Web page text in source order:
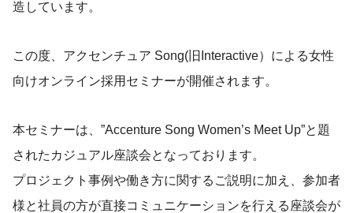
造しています。
この度、アクセンチュア Song(旧Interactive）による女性
向けオンライン採用セミナーが開催されます。
本セミナーは、”Accenture Song Women’s Meet Up”と題
されたカジュアル座談会となっております。
プロジェクト事例や働き方に関するご説明に加え、参加者
様と社員の方が直接コミュニケーションを行える座談会が